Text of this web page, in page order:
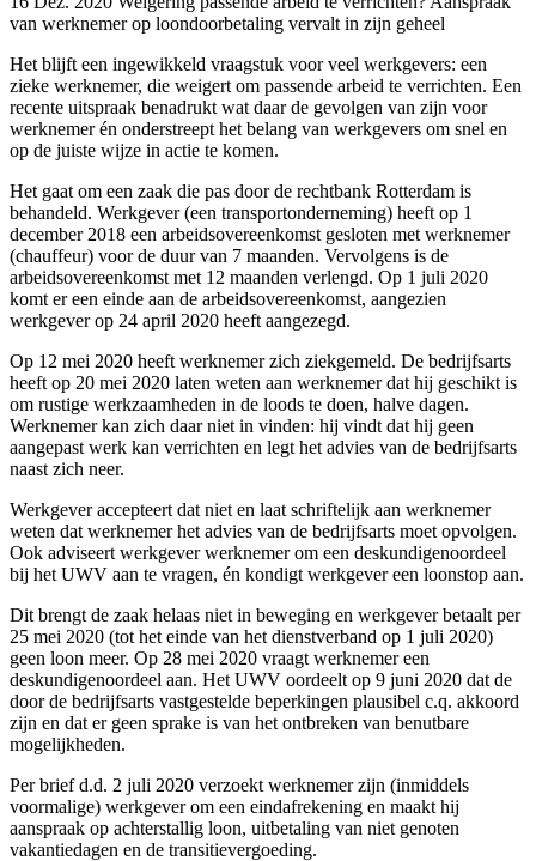
van werknemer op loondoorbetaling vervalt in zijn geheel
Het blijft een ingewikkeld vraagstuk voor veel werkgevers: een
zieke werknemer, die weigert om passende arbeid te verrichten. Een
recente uitspraak benadrukt wat daar de gevolgen van zijn voor
werknemer én onderstreept het belang van werkgevers om snel en
op de juiste wijze in actie te komen.
Het gaat om een zaak die pas door de rechtbank Rotterdam is
behandeld. Werkgever (een transportonderneming) heeft op 1
december 2018 een arbeidsovereenkomst gesloten met werknemer
(chauffeur) voor de duur van 7 maanden. Vervolgens is de
arbeidsovereenkomst met 12 maanden verlengd. Op 1 juli 2020
komt er een einde aan de arbeidsovereenkomst, aangezien
werkgever op 24 april 2020 heeft aangezegd.
Op 12 mei 2020 heeft werknemer zich ziekgemeld. De bedrijfsarts
heeft op 20 mei 2020 laten weten aan werknemer dat hij geschikt is
om rustige werkzaamheden in de loods te doen, halve dagen.
Werknemer kan zich daar niet in vinden: hij vindt dat hij geen
aangepast werk kan verrichten en legt het advies van de bedrijfsarts
naast zich neer.
Werkgever accepteert dat niet en laat schriftelijk aan werknemer
weten dat werknemer het advies van de bedrijfsarts moet opvolgen.
Ook adviseert werkgever werknemer om een deskundigenoordeel
bij het UWV aan te vragen, én kondigt werkgever een loonstop aan.
Dit brengt de zaak helaas niet in beweging en werkgever betaalt per
25 mei 2020 (tot het einde van het dienstverband op 1 juli 2020)
geen loon meer. Op 28 mei 2020 vraagt werknemer een
deskundigenoordeel aan. Het UWV oordeelt op 9 juni 2020 dat de
door de bedrijfsarts vastgestelde beperkingen plausibel c.q. akkoord
zijn en dat er geen sprake is van het ontbreken van benutbare
mogelijkheden.
Per brief d.d. 2 juli 2020 verzoekt werknemer zijn (inmiddels
voormalige) werkgever om een eindafrekening en maakt hij
aanspraak op achterstallig loon, uitbetaling van niet genoten
vakantiedagen en de transitievergoeding.